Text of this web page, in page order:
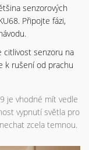
senzorových
Připojte fázi,
citlivost senzoru na
k rušení od prachu
je vhodné mít vedle
vypnutí světla pro
zcela temnou.